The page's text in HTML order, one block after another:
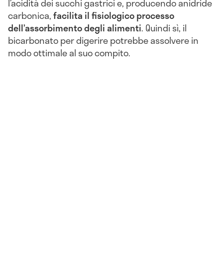
l’acidità dei succhi gastrici e, producendo anidride
carbonica,facilita il fisiologico processo
dell’assorbimento degli alimenti. Quindi sì, il
bicarbonato per digerire potrebbe assolvere in
modo ottimale al suo compito.